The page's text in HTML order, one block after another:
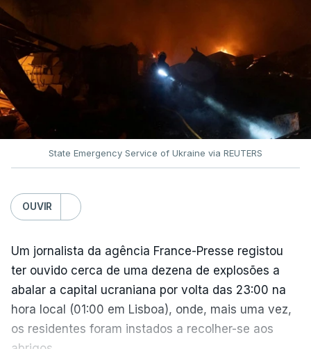
State Emergency Service of Ukraine via REUTERS
OUVIR
Um jornalista da agência France-Presse registou
ter ouvido cerca de uma dezena de explosões a
abalar a capital ucraniana por volta das 23:00 na
hora local (01:00 em Lisboa), onde, mais uma vez,
os residentes foram instados a recolher-se aos